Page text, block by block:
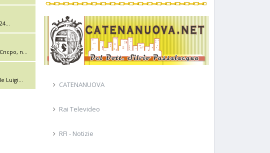
n...
Luigi...
CATENANUOVA
Rai Televideo
RFI - Notizie